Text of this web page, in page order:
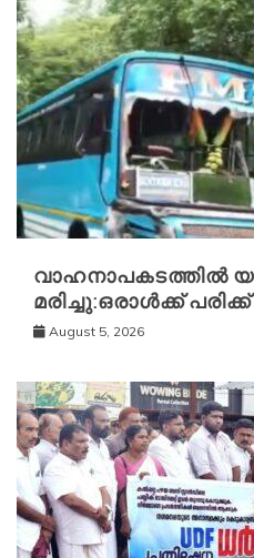
വാഹനാപകടത്തിൽ
മരിച്ചു:ഒരാൾക്ക് പരിക്ക്
August 5, 2026